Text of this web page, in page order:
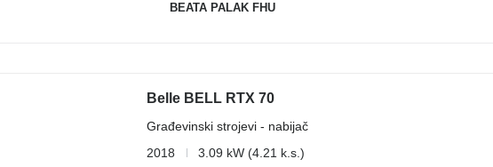
BEATA PALAK FHU
Belle BELL RTX 70
Građevinski strojevi - nabijač
2018
3.09 kW (4.21 k.s.)